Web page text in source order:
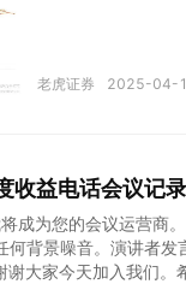
风险利率，实际上
老虎证券 2025-04-
益电话会议记
成为您的会议运营商
何背景噪音。演讲者
大家今天加入我们